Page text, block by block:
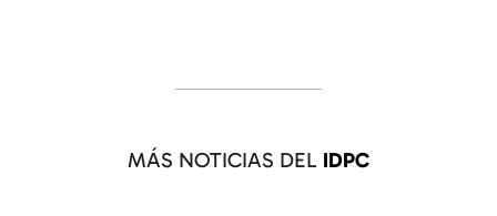
MÁS NOTICIAS DEL IDPC